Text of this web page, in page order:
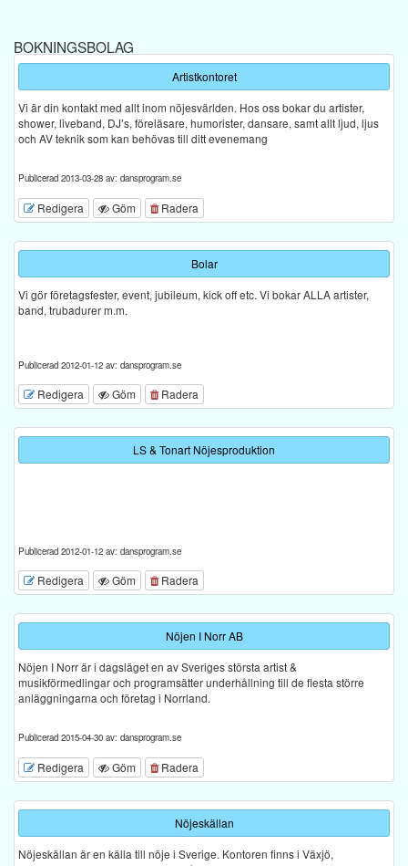
BOKNINGSBOLAG
Artistkontoret
Vi är din kontakt med allt inom nöjesvärlden. Hos oss bokar du artister,
shower, liveband, DJ’s, föreläsare, humorister, dansare, samt allt ljud, ljus
och AV teknik som kan behövas till ditt evenemang
Publicerad 2013-03-28 av: dansprogram.se
Redigera Göm Radera
Bolar
Vi gör företagsfester, event, jubileum, kick off etc. Vi bokar ALLA artister,
band, trubadurer m.m.
Publicerad 2012-01-12 av: dansprogram.se
Redigera Göm Radera
LS & Tonart Nöjesproduktion
Publicerad 2012-01-12 av: dansprogram.se
Redigera Göm Radera
Nöjen I Norr AB
Nöjen I Norr är i dagsläget en av Sveriges största artist &
musikförmedlingar och programsätter underhållning till de flesta större
anläggningarna och företag i Norrland.
Publicerad 2015-04-30 av: dansprogram.se
Redigera Göm Radera
Nöjeskällan
Nöjeskällan är en källa till nöje i Sverige. Kontoren finns i Växjö,